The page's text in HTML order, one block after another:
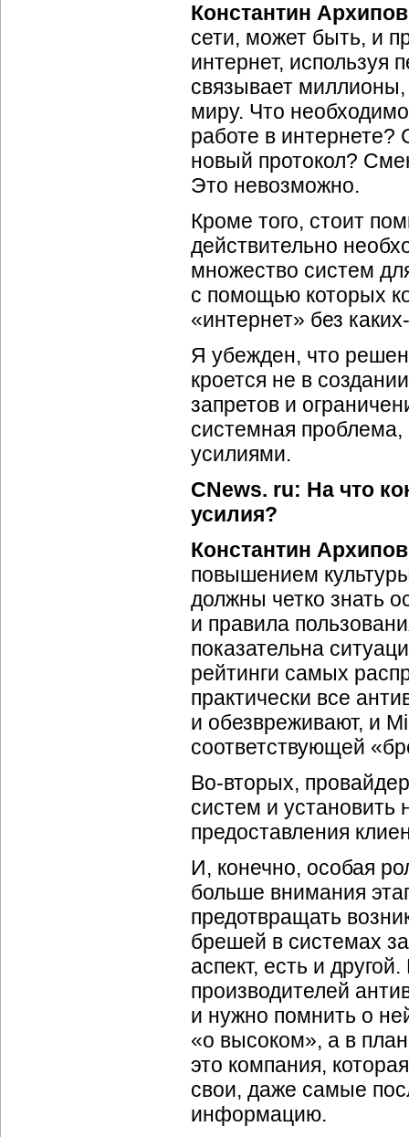
Константин
сети, может быть, и
интернет, используя
связывает
миру. Что
работе в интернете?
новый протокол?
Это невозможно.
Кроме того, стоит
действительно
множество систем
с помощью которых
«интернет» без
Я убежден, что
кроется не в
запретов и
системная
усилиями.
CNews. ru: На что
усилия?
Константин
повышением
должны четко знать
и правила
показательна
рейтинги самых
практически все
и обезвреживают, и
соответствующей
Во-вторых,
систем и
предоставления
И, конечно, особая
больше внимания
предотвращать
брешей в системах
аспект, есть и
производителей
и нужно помнить о
«о высоком», а в
это компания,
свои, даже самые
информацию.